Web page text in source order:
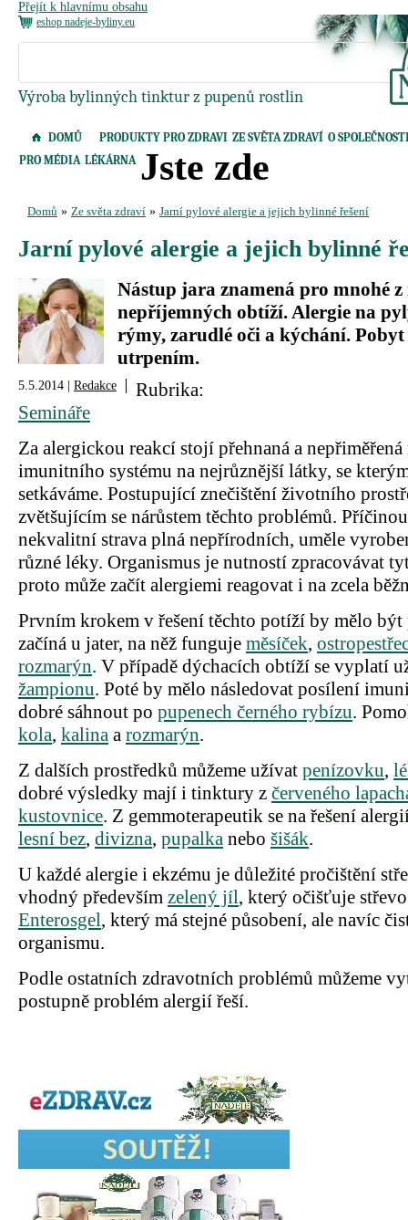
Přejít k hlavnímu obsahu
eshop nadeje-byliny.eu
Výroba bylinných tinktur z pupenů rostlin
DOMŮ PRODUKTY PRO ZDRAVI ZE SVĚTA ZDRAVÍ O
PRO MÉDIA LÉKÁRNA Jste zde
Domů » Ze světa zdraví » Jarní pylové alergie a jejich bylinné řešení
Jarní pylové alergie a jejich bylinné
Nástup jara znamená pro mnohé z
nepříjemných obtíží. Alergie na
rýmy, zarudlé oči a kýchání. Pobyt
utrpením.
5.5.2014 | Redakce
Rubrika:
Semináře
Za alergickou reakcí stojí přehnaná a nepřiměřená
imunitního systému na nejrůznější látky, se
setkáváme. Postupující znečištění životního
zvětšujícím se nárůstem těchto problémů.
nekvalitní strava plná nepřírodních, uměle
různé léky. Organismus je nutností zpracovávat
proto může začít alergiemi reagovat i na zcela
Prvním krokem v řešení těchto potíží by mělo být
začíná u jater, na něž funguje měsíček,
rozmarýn. V případě dýchacích obtíží se vyplatí
žampionu. Poté by mělo následovat posílení
dobré sáhnout po pupenech černého rybízu.
kola, kalina a rozmarýn.
Z dalších prostředků můžeme užívat penízovku,
dobré výsledky mají i tinktury z červeného
kustovnice. Z gemmoterapeutik se na řešení
lesní bez, divizna, pupalka nebo šišák.
U každé alergie i ekzému je důležité pročištění
vhodný především zelený jíl, který očišťuje
Enterosgel, který má stejné působení, ale navíc
organismu.
Podle ostatních zdravotních problémů můžeme
postupně problém alergií řeší.